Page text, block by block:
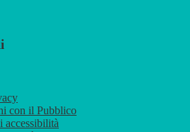
con il Pubblico
accessibilità